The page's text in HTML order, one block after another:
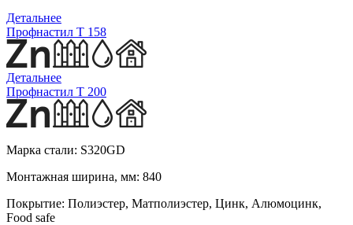
Детальнее
Профнастил T 158
Детальнее
Профнастил T 200
Марка стали: S320GD
Монтажная ширина, мм: 840
Покрытие: Полиэстер, Матполиэстер, Цинк, Алюмоцинк,
Food safe